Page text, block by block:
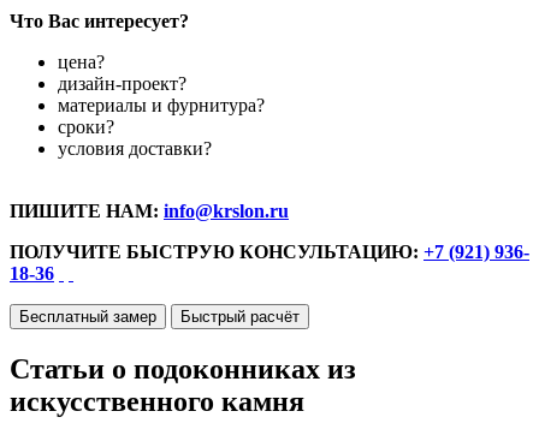
Что Вас интересует?
цена?
дизайн-проект?
материалы и фурнитура?
сроки?
условия доставки?
ПИШИТЕ НАМ: info@krslon.ru
ПОЛУЧИТЕ БЫСТРУЮ КОНСУЛЬТАЦИЮ: +7 (921) 936-
18-36
Бесплатный замер Быстрый расчёт
Статьи о подоконниках из
искусственного камня